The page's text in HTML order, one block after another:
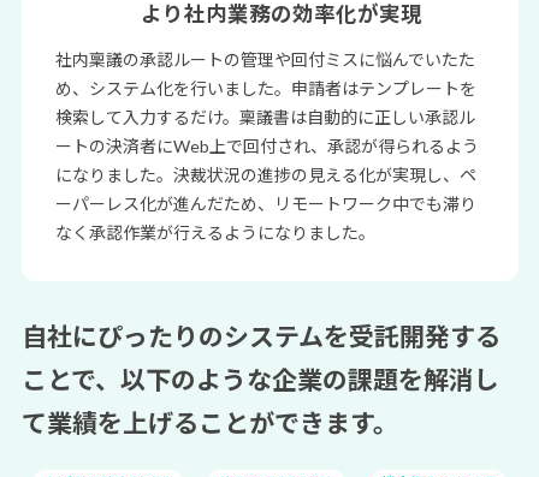
より社内業務の効率化が実現
社内稟議の承認ルートの管理や回付ミスに悩んでいたた
め、システム化を行いました。申請者はテンプレートを
検索して入力するだけ。稟議書は自動的に正しい承認ル
ートの決済者にWeb上で回付され、承認が得られるよう
になりました。決裁状況の進捗の見える化が実現し、ペ
ーパーレス化が進んだため、リモートワーク中でも滞り
なく承認作業が行えるようになりました。
自社にぴったりのシステムを受託開発する
ことで、 以下のような企業の課題を解消し
て業績を上げることができます。